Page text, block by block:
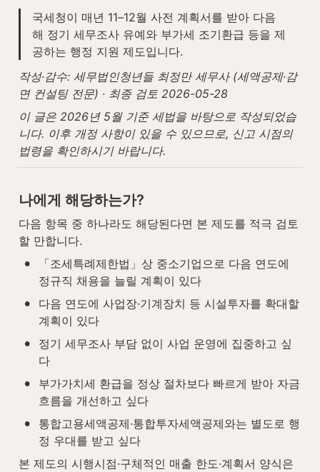
국세청이 매년 11–12월 사전 계획서를 받아 다음
해 정기 세무조사 유예와 부가세 조기환급 등을 제
공하는 행정 지원 제도입니다.
작성·감수: 세무법인청년들 최정만 세무사 (세액공제·감
면 컨설팅 전문) · 최종 검토 2026-05-28
이 글은 2026년 5월 기준 세법을 바탕으로 작성되었습
니다. 이후 개정 사항이 있을 수 있으므로, 신고 시점의
법령을 확인하시기 바랍니다.
나에게 해당하는가?
다음 항목 중 하나라도 해당된다면 본 제도를 적극 검토
할 만합니다.
•
「조세특례제한법」상 중소기업으로 다음 연도에
정규직 채용을 늘릴 계획이 있다
•
다음 연도에 사업장·기계장치 등 시설투자를 확대할
계획이 있다
•
정기 세무조사 부담 없이 사업 운영에 집중하고 싶
다
•
부가가치세 환급을 정상 절차보다 빠르게 받아 자금
흐름을 개선하고 싶다
•
통합고용세액공제·통합투자세액공제와는 별도로 행
정 우대를 받고 싶다
본 제도의 시행시점·구체적인 매출 한도·계획서 양식은